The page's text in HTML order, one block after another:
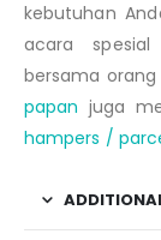
kebutuhan
acara
bersama
papan juga
hampers /